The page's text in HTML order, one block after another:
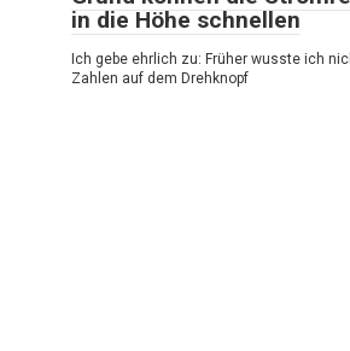
in die Höhe schnellen
Ich gebe ehrlich zu: Früher wusste ich
Zahlen auf dem Drehknopf